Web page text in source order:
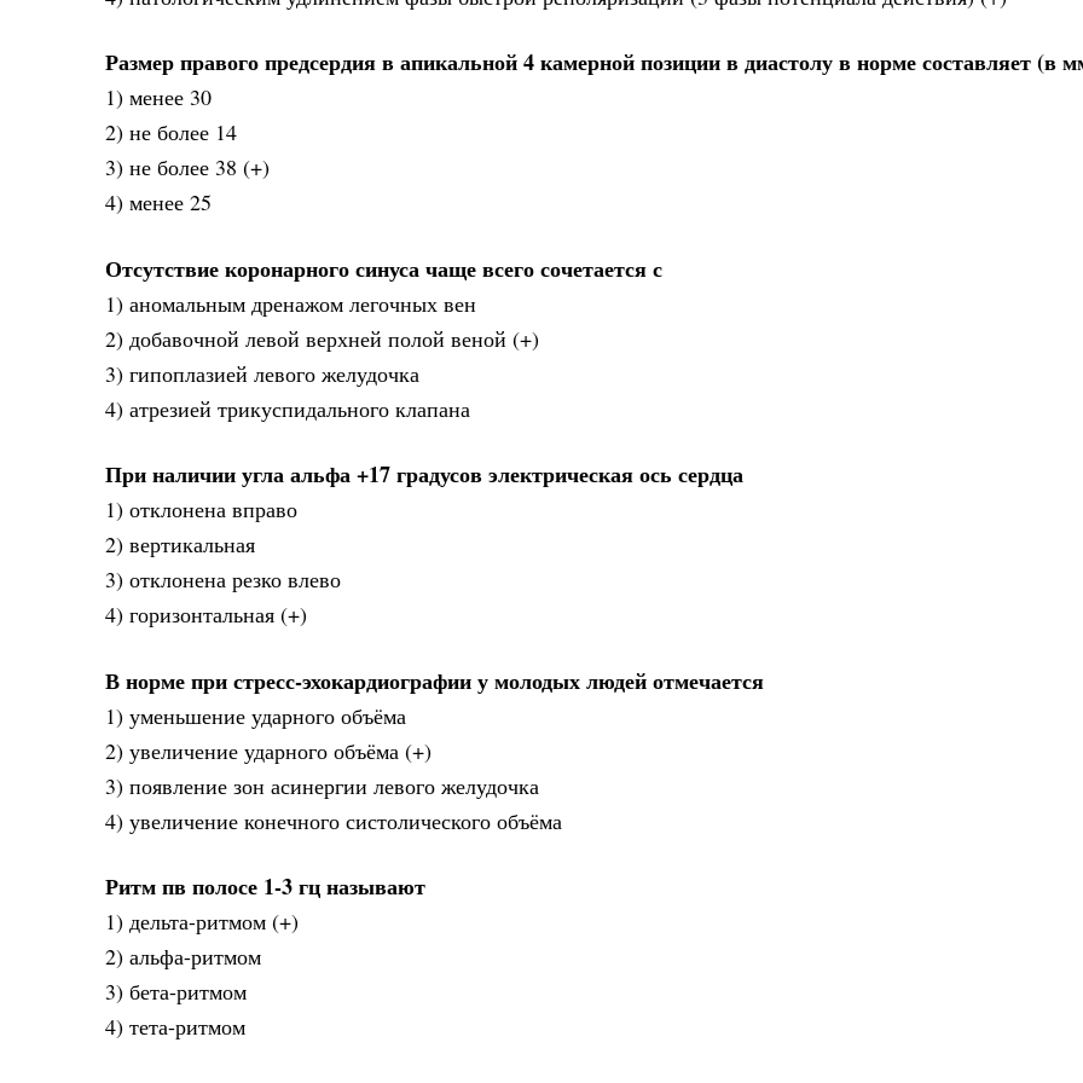
Размер правого предсердия в апикальной 4 камерной позиции в диастолу в норме составляет (в
1) менее 30
2) не более 14
3) не более 38 (+)
4) менее 25
Отсутствие коронарного синуса чаще всего сочетается с
1) аномальным дренажом легочных вен
2) добавочной левой верхней полой веной (+)
3) гипоплазией левого желудочка
4) атрезией трикуспидального клапана
При наличии угла альфа +17 градусов электрическая ось сердца
1) отклонена вправо
2) вертикальная
3) отклонена резко влево
4) горизонтальная (+)
В норме при стресс-эхокардиографии у молодых людей отмечается
1) уменьшение ударного объёма
2) увеличение ударного объёма (+)
3) появление зон асинергии левого желудочка
4) увеличение конечного систолического объёма
Ритм пв полосе 1-3 гц называют
1) дельта-ритмом (+)
2) альфа-ритмом
3) бета-ритмом
4) тета-ритмом